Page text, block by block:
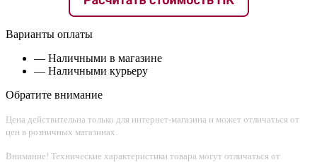
Варианты оплаты
— Наличными в магазине
— Наличными курьеру
Обратите внимание
Цена действительна только для интернет-магазина и может отличаться от
цен в розничных магазинах.
Внимание! Технические характеристики товара могут отличаться от